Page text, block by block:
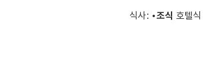
식사: •조식 호텔